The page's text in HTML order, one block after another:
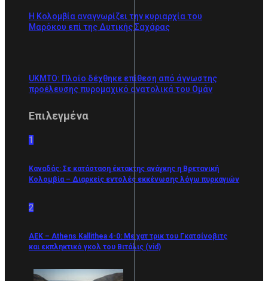
Η Κολομβία αναγνωρίζει την κυριαρχία του
Μαρόκου επί της Δυτικής Σαχάρας
UKMTO: Πλοίο δέχθηκε επίθεση από άγνωστης
προέλευσης πυρομαχικό ανατολικά του Ομάν
Επιλεγμένα
1
Καναδάς: Σε κατάσταση έκτακτης ανάγκης η Βρετανική
Κολομβία – Διαρκείς εντολές εκκένωσης λόγω πυρκαγιών
2
ΑΕΚ – Athens Kallithea 4-0: Με χατ τρικ του Γκατσίνοβιτς
και εκπληκτικό γκολ του Βιτάλις (vid)